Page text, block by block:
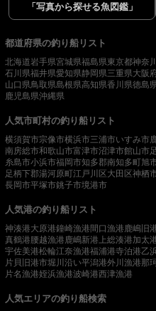
「写真から探せる魚図鑑」
都道府県の釣り船リスト
北海道岩手県宮城県福島県東京都神奈
石川県福井県愛知県静岡県三重県大阪
山口県鳥取県島根県高知県香川県徳島
鹿児島県沖縄県
人気市町村の釣り船リスト
横須賀市宗像市横浜市三浦市いすみ市
南房総市和歌山市富津市沼津市館山市
糸島市小浜市福岡市知多郡南知多町旭
足柄下郡湯河原町江戸川区 大田区神栖
長岡市平塚市銚子市境港市
人気港の釣り船リスト
神湊港大原港鐘崎漁港 間口漁港鹿嶋旧
真鶴港 腰越漁港鹿嶋新港 上総湊港加太
宇佐美港松輪江奈漁港福浦港寺泊港乙
片貝旧港市堀川沿い平潟港外川漁港那
片名漁港姪浜漁港波崎港西津漁港
人気エリアの釣り船検索